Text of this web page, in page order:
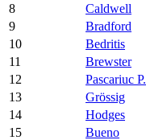
8
Caldwell
9
Bradford
10
Bedritis
11
Brewster
12
Pascariuc P.
13
Grössig
14
Hodges
15
Bueno